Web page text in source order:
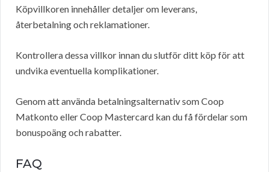
Köpvillkoren innehåller detaljer om leverans,
återbetalning och reklamationer.
Kontrollera dessa villkor innan du slutför ditt köp för att
undvika eventuella komplikationer.
Genom att använda betalningsalternativ som Coop
Matkonto eller Coop Mastercard kan du få fördelar som
bonuspoäng och rabatter.
FAQ